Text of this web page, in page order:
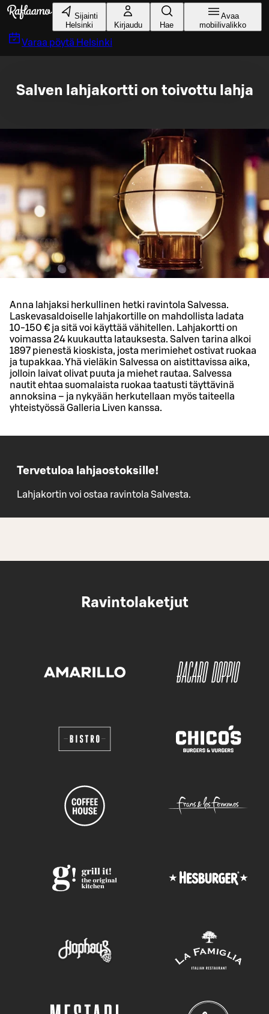
Siirry pääsisältöön
Sijainti
Helsinki
Kirjaudu Hae
Avaa
mobiilivalikko
Varaa pöytä Helsinki
Salven lahjakortti on toivottu lahja
Anna lahjaksi herkullinen hetki ravintola Salvessa.
Laskevasaldoiselle lahjakortille on mahdollista ladata
10-150 € ja sitä voi käyttää vähitellen. Lahjakortti on
voimassa 24 kuukautta latauksesta. Salven tarina alkoi
1897 pienestä kioskista, josta merimiehet ostivat ruokaa
ja tupakkaa. Yhä vieläkin Salvessa on aistittavissa aika,
jolloin laivat olivat puuta ja miehet rautaa. Salvessa
nautit ehtaa suomalaista ruokaa taatusti täyttävinä
annoksina – ja nykyään herkutellaan myös taiteella
yhteistyössä Galleria Liven kanssa.
Tervetuloa lahjaostoksille!
Lahjakortin voi ostaa ravintola Salvesta.
Ravintolaketjut